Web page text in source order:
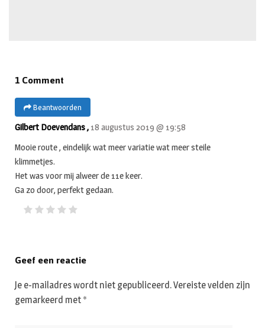
1 Comment
Beantwoorden
Gilbert Doevendans , 18 augustus 2019 @ 19:58
Mooie route , eindelijk wat meer variatie wat meer steile
klimmetjes.
Het was voor mij alweer de 11e keer.
Ga zo door, perfekt gedaan.
Geef een reactie
Je e-mailadres wordt niet gepubliceerd.Vereiste velden zijn
gemarkeerd met *